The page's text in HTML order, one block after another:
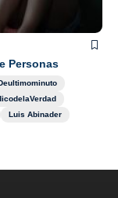
Personas
Deultimominuto
Luis Abinader